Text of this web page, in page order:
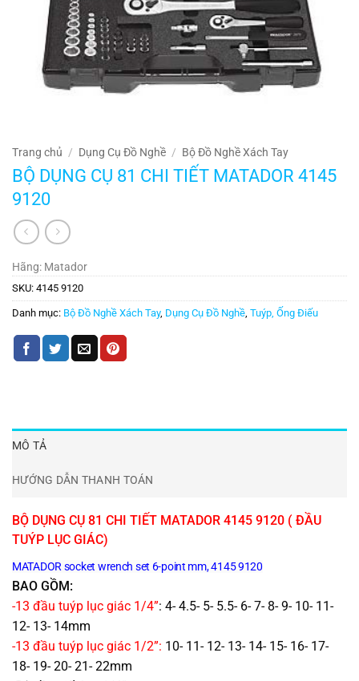
Trang chủ / Dụng Cụ Đồ Nghề / Bộ Đồ Nghề Xách Tay
BỘ DỤNG CỤ 81 CHI TIẾT MATADOR 4145
9120
Hãng: Matador
SKU: 4145 9120
Danh mục: Bộ Đồ Nghề Xách Tay, Dụng Cụ Đồ Nghề Tuýp, Ống Điếu
MÔ TẢ
HƯỚNG DẪN THANH TOÁN
BỘ DỤNG CỤ 81 CHI TIẾT MATADOR 4145 9120 ( ĐẦU
TUÝP LỤC GIÁC)
MATADOR socket wrench set 6-point mm, 4145 9120
BAO GỒM:
-13 đầu tuýp lục giác 1/4”: 4- 4.5- 5- 5.5- 6- 7- 8- 9- 10- 11-
12- 13- 14mm
-13 đầu tuýp lục giác 1/2”: 10- 11- 12- 13- 14- 15- 16- 17-
18- 19- 20- 21- 22mm